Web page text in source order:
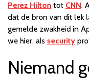
Perez Hilton tot CNN.
dat de bron van dit lek
gemelde zwakheid in
we hier, als security
Niemand